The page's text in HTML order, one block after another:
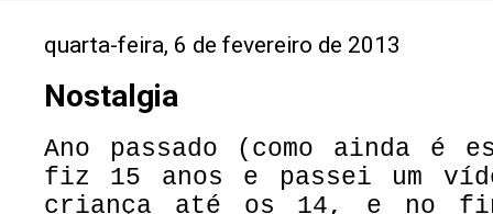
quarta-feira, 6 de fevereiro de 2013
Nostalgia
Ano passado (como ainda é
fiz 15 anos e passei um
criança até os 14, e no